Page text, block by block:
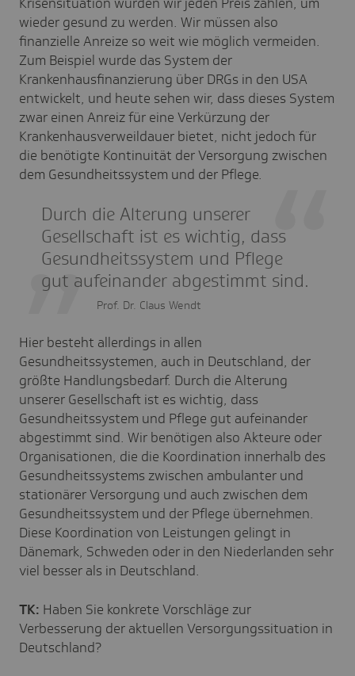
wieder gesund zu werden. Wir müssen also
finanzielle Anreize so weit wie möglich vermeiden.
Zum Beispiel wurde das System der
Krankenhausfinanzierung über DRGs in den USA
entwickelt, und heute sehen wir, dass dieses System
zwar einen Anreiz für eine Verkürzung der
Krankenhausverweildauer bietet, nicht jedoch für
die benötigte Kontinuität der Versorgung zwischen
dem Gesundheitssystem und der Pflege.
Durch die Alterung unserer
Gesellschaft ist es wichtig, dass
Gesundheitssystem und Pflege
gut aufeinander abgestimmt sind.
Prof. Dr. Claus Wendt
Hier besteht allerdings in allen
Gesundheitssystemen, auch in Deutschland, der
größte Handlungsbedarf. Durch die Alterung
unserer Gesellschaft ist es wichtig, dass
Gesundheitssystem und Pflege gut aufeinander
abgestimmt sind. Wir benötigen also Akteure oder
Organisationen, die die Koordination innerhalb des
Gesundheitssystems zwischen ambulanter und
stationärer Versorgung und auch zwischen dem
Gesundheitssystem und der Pflege übernehmen.
Diese Koordination von Leistungen gelingt in
Dänemark, Schweden oder in den Niederlanden sehr
viel besser als in Deutschland.
TK: Haben Sie konkrete Vorschläge zur
Verbesserung der aktuellen Versorgungssituation in
Deutschland?